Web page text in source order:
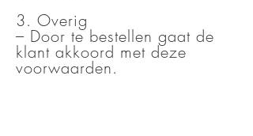
3. Overig
– Door te bestellen gaat de
klant akkoord met deze
voorwaarden.